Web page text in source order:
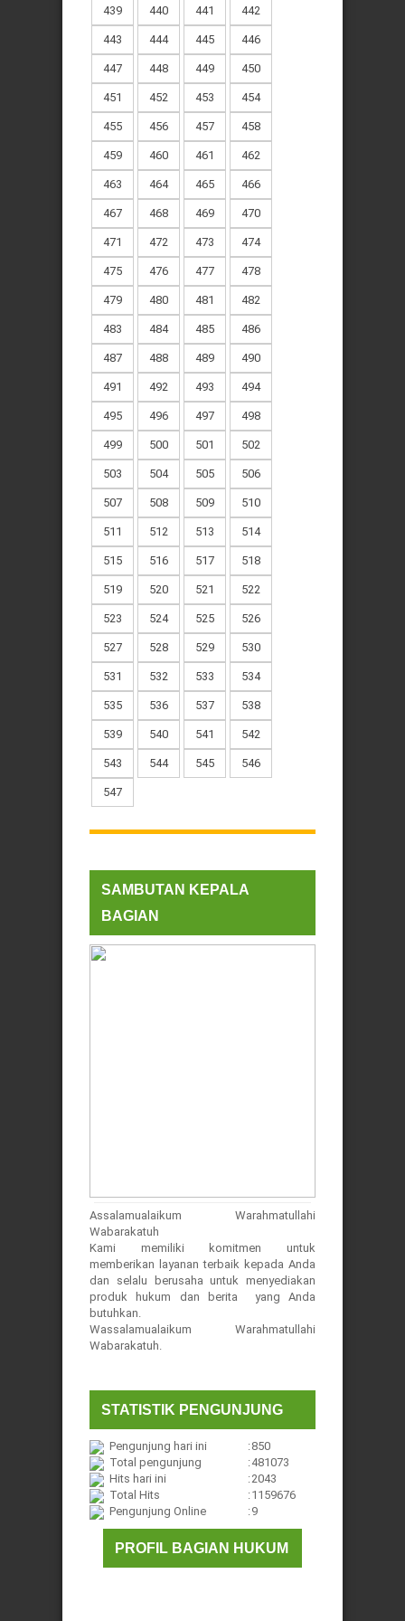
439 440 441 442
443 444 445 446
447 448 449 450
451 452 453 454
455 456 457 458
459 460 461 462
463 464 465 466
467 468 469 470
471 472 473 474
475 476 477 478
479 480 481 482
483 484 485 486
487 488 489 490
491 492 493 494
495 496 497 498
499 500 501 502
503 504 505 506
507 508 509 510
511 512 513 514
515 516 517 518
519 520 521 522
523 524 525 526
527 528 529 530
531 532 533 534
535 536 537 538
539 540 541 542
543 544 545 546
547
SAMBUTAN KEPALA
BAGIAN
Assalamualaikum Warahmatullahi
Wabarakatuh
Kami memiliki komitmen untuk
memberikan layanan terbaik kepada Anda
dan selalu berusaha untuk menyediakan
produk hukum dan berita yang Anda
butuhkan.
Wassalamualaikum Warahmatullahi
Wabarakatuh.
STATISTIK PENGUNJUNG
Pengunjung hari ini :850
Total pengunjung
:481073
Hits hari ini
:2043
Total Hits
:1159676
Pengunjung Online
:9
PROFIL BAGIAN HUKUM